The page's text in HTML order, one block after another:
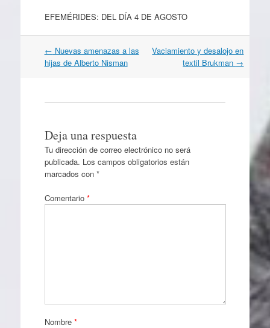
EFEMÉRIDES: DEL DÍA 4 DE AGOSTO
Navegación
por
← Nuevas amenazas a las
hijas de Alberto Nisman
Vaciamiento y desalojo en
textil Brukman →
Deja una respuesta
Tu dirección de correo electrónico no será
publicada. Los campos obligatorios están
marcados con *
Comentario *
Nombre *